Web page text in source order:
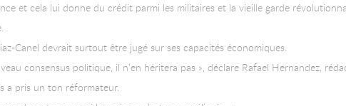
et cela lui donne du crédit parmi les militaires et la vieille garde
Canel devrait surtout être jugé sur ses capacités économiques.
consensus politique, il n’en héritera pas », déclare Rafael Hernandez,
a pris un ton réformateur.